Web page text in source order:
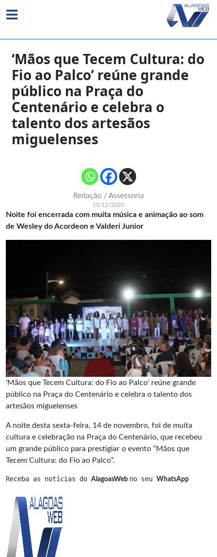
‘Mãos que Tecem Cultura: do
Fio ao Palco’ reúne grande
público na Praça do
Centenário e celebra o
talento dos artesãos
miguelenses
Redação / Assessoria
15/11/2025
Noite foi encerrada com muita música e animação ao som
de Wesley do Acordeon e Valderí Junior
'Mãos que Tecem Cultura: do Fio ao Palco' reúne grande
público na Praça do Centenário e celebra o talento dos
artesãos miguelenses
A noite desta sexta-feira, 14 de novembro, foi de muita
cultura e celebração na Praça do Centenário, que recebeu
um grande público para prestigiar o evento “Mãos que
Tecem Cultura: do Fio ao Palco”.
Receba as notícias do AlagoasWeb no seu WhatsApp